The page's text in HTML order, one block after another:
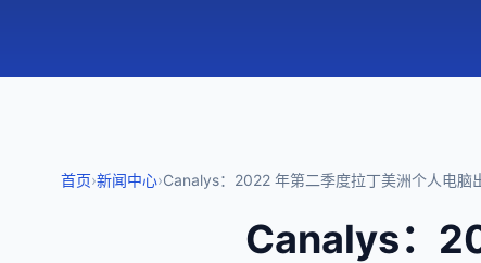
首页›新闻中心›Canalys：2022 年第二季度拉丁美洲个人电脑
Canalys：